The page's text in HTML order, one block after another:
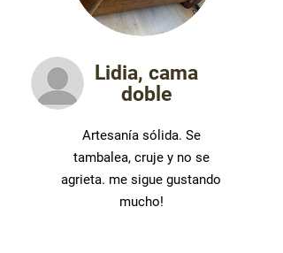
Lidia, cama
doble
Artesanía sólida. Se
tambalea, cruje y no se
agrieta. me sigue gustando
mucho!